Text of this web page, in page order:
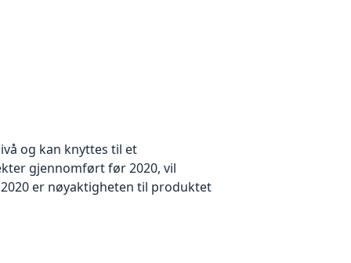
og kan knyttes til et
gjennomført før 2020, vil
er nøyaktigheten til produktet